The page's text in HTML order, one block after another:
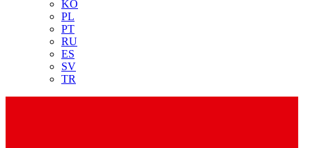
KO
PL
PT
RU
ES
SV
TR